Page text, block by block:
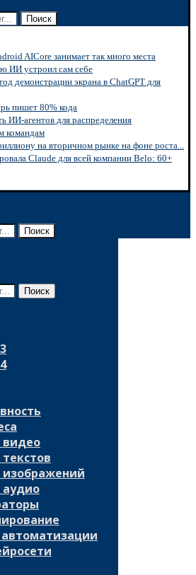
Поиск
AICore занимает так много места
ИИ устроил сам себе
демонстрации экрана в ChatGPT для
пишет 80% кода
ИИ-агентов для распределения
командам
на вторичном рынке на фоне роста...
Claude для всей компании Belo: 60+
Поиск
Поиск
видео
изображений
аудио